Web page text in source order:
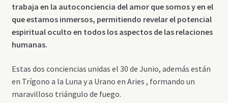
trabaja en la autoconciencia del amor que somos y en el
que estamos inmersos, permitiendo revelar el potencial
espiritual oculto en todos los aspectos de las relaciones
humanas.
Estas dos conciencias unidas el 30 de Junio, además están
en Trígono a la Luna y a Urano en Aries , formando un
maravilloso triángulo de fuego.